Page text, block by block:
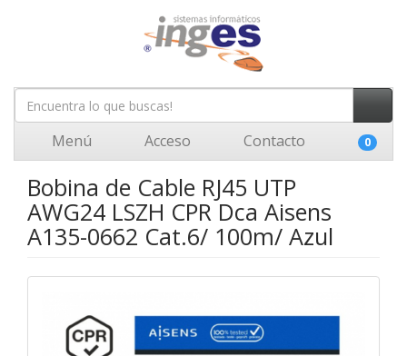
Menú Acceso Contacto 0
Bobina de Cable RJ45 UTP
AWG24 LSZH CPR Dca Aisens
A135-0662 Cat.6/ 100m/ Azul